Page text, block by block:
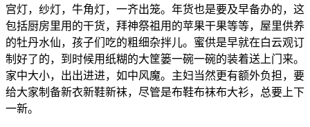
宫灯，纱灯，牛角灯，一齐出笼。年货也是要及早备办的，这
包括厨房里用的干货，拜神祭祖用的苹果干果等等，屋里供养
的牡丹水仙，孩子们吃的粗细杂拌儿。蜜供是早就在白云观订
制好了的，到时候用纸糊的大筐篓一碗一碗的装着送上门来。
家中大小，出出进进，如中风魔。主妇当然更有额外负担，要
给大家制备新衣新鞋新袜，尽管是布鞋布袜布大衫，总要上下
一新。